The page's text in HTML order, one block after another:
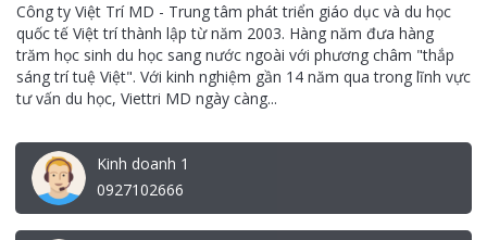
Công ty Việt Trí MD - Trung tâm phát triển giáo dục và du học
quốc tế Việt trí thành lập từ năm 2003. Hàng năm đưa hàng
trăm học sinh du học sang nước ngoài với phương châm "thắp
sáng trí tuệ Việt". Với kinh nghiệm gần 14 năm qua trong lĩnh vực
tư vấn du học, Viettri MD ngày càng...
Kinh doanh 1
0927102666